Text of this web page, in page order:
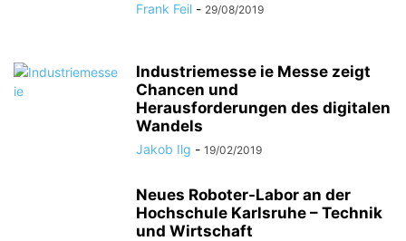
Frank Feil - 29/08/2019
Industriemesse ie Messe zeigt
Chancen und
Herausforderungen des digitalen
Wandels
Jakob Ilg - 19/02/2019
Neues Roboter-Labor an der
Hochschule Karlsruhe – Technik
und Wirtschaft